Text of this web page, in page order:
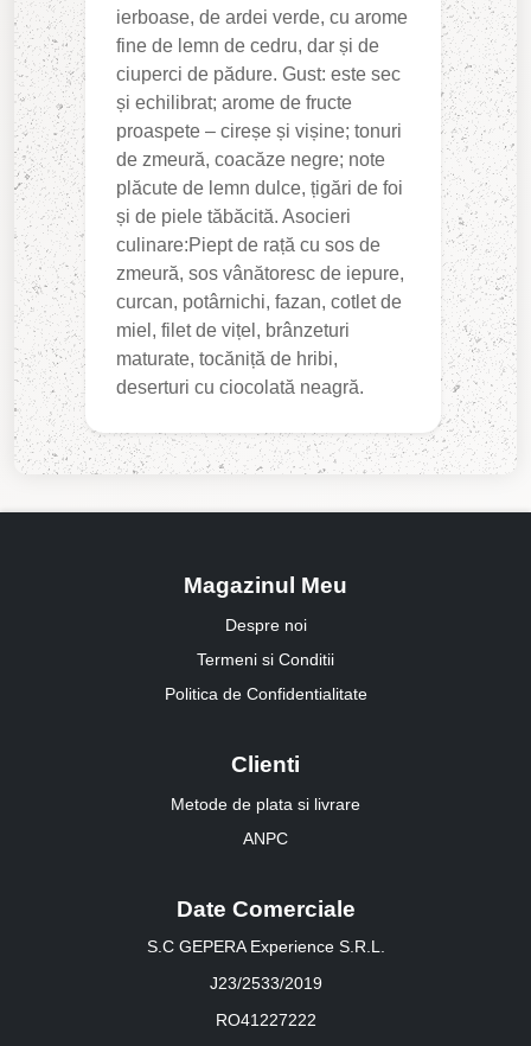
ierboase, de ardei verde, cu arome
fine de lemn de cedru, dar și de
ciuperci de pădure. Gust: este sec
și echilibrat; arome de fructe
proaspete – cireșe și vișine; tonuri
de zmeură, coacăze negre; note
plăcute de lemn dulce, țigări de foi
și de piele tăbăcită. Asocieri
culinare:Piept de rață cu sos de
zmeură, sos vânătoresc de iepure,
curcan, potârnichi, fazan, cotlet de
miel, filet de vițel, brânzeturi
maturate, tocăniță de hribi,
deserturi cu ciocolată neagră.
Magazinul Meu
Despre noi
Termeni si Conditii
Politica de Confidentialitate
Clienti
Metode de plata si livrare
ANPC
Date Comerciale
S.C GEPERA Experience S.R.L.
J23/2533/2019
RO41227222